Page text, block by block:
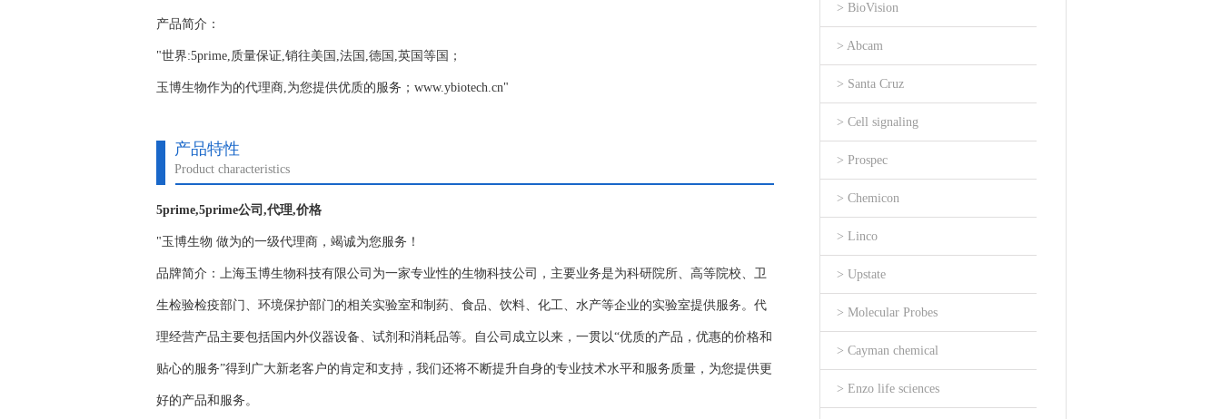
产品简介：
"世界:5prime,质量保证,销往美国,法国,德国,英国等国；
玉博生物作为的代理商,为您提供优质的服务；www.ybiotech.cn"
产品特性
Product characteristics
5prime,5prime公司,代理,价格
"玉博生物 做为的一级代理商，竭诚为您服务！
品牌简介：上海玉博生物科技有限公司为一家专业性的生物科技公司，主要业务是为科研院所、高等院校、卫
生检验检疫部门、环境保护部门的相关实验室和制药、食品、饮料、化工、水产等企业的实验室提供服务。代
理经营产品主要包括国内外仪器设备、试剂和消耗品等。自公司成立以来，一贯以“优质的产品，优惠的价格和
贴心的服务”得到广大新老客户的肯定和支持，我们还将不断提升自身的专业技术水平和服务质量，为您提供更
好的产品和服务。
> BioVision
> Abcam
> Santa Cruz
> Cell signaling
> Prospec
> Chemicon
> Linco
> Upstate
> Molecular Probes
> Cayman chemical
> Enzo life sciences